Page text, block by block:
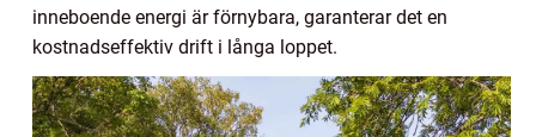
inneboende energi är förnybara, garanterar det en
kostnadseffektiv drift i långa loppet.